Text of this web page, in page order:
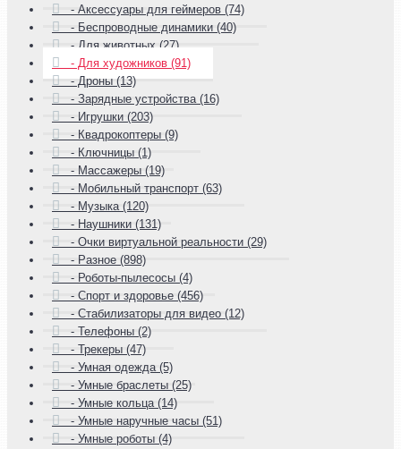
- Аксессуары для геймеров (74)
- Беспроводные динамики (40)
- Для животных (27)
- Для художников (91)
- Дроны (13)
- Зарядные устройства (16)
- Игрушки (203)
- Квадрокоптеры (9)
- Ключницы (1)
- Массажеры (19)
- Мобильный транспорт (63)
- Музыка (120)
- Наушники (131)
- Очки виртуальной реальности (29)
- Разное (898)
- Роботы-пылесосы (4)
- Спорт и здоровье (456)
- Стабилизаторы для видео (12)
- Телефоны (2)
- Трекеры (47)
- Умная одежда (5)
- Умные браслеты (25)
- Умные кольца (14)
- Умные наручные часы (51)
- Умные роботы (4)